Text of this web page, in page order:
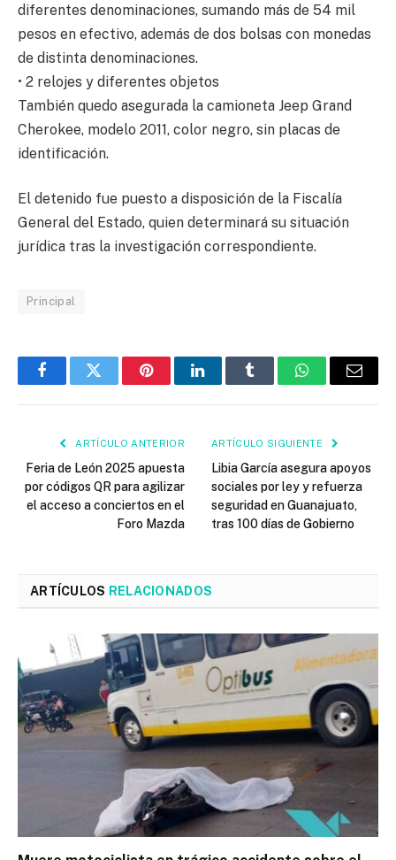
diferentes denominaciones, sumando más de 54 mil
pesos en efectivo, además de dos bolsas con monedas
de distinta denominaciones.
•⁠ ⁠2 relojes y diferentes objetos
También quedo asegurada la camioneta Jeep Grand
Cherokee, modelo 2011, color negro, sin placas de
identificación.
El detenido fue puesto a disposición de la Fiscalía
General del Estado, quien determinará su situación
jurídica tras la investigación correspondiente.
Principal
FacebookTwitter PinterestLinkedInTumblr WhatsAppEmail
ARTÍCULO ANTERIOR
Feria de León 2025 apuesta
por códigos QR para agilizar
el acceso a conciertos en el
Foro Mazda
ARTÍCULO SIGUIENTE
Libia García asegura apoyos
sociales por ley y refuerza
seguridad en Guanajuato,
tras 100 días de Gobierno
ARTÍCULOS RELACIONADOS